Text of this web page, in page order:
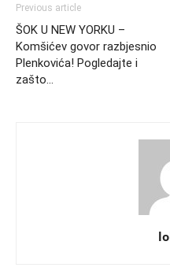
Previous article
ŠOK U NEW YORKU –
Komšićev govor razbjesnio
Plenkovića! Pogledajte i
zašto…